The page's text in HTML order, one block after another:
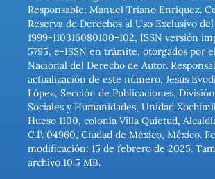
Responsable: Manuel Triano Enríquez.
Reserva de Derechos al Uso Exclusivo
1999-110316080100-102, ISSN versión
5795, e-ISSN en trámite, otorgados por
Nacional del Derecho de Autor.
actualización de este número, Jesús
López, Sección de Publicaciones,
Sociales y Humanidades, Unidad
Hueso 1100, colonia Villa Quietud,
C.P. 04960, Ciudad de México, México.
modificación: 15 de febrero de 2025.
archivo 10.5 MB.